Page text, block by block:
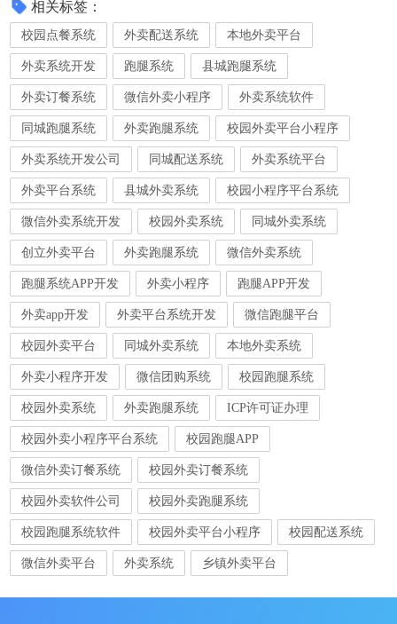
相关标签：
校园点餐系统 外卖配送系统 本地外卖平台
外卖系统开发 跑腿系统 县城跑腿系统
外卖订餐系统 微信外卖小程序 外卖系统软件
同城跑腿系统 外卖跑腿系统 校园外卖平台小程序
外卖系统开发公司 同城配送系统 外卖系统平台
外卖平台系统 县城外卖系统 校园小程序平台系统
微信外卖系统开发 校园外卖系统 同城外卖系统
创立外卖平台 外卖跑腿系统 微信外卖系统
跑腿系统APP开发 外卖小程序 跑腿APP开发
外卖app开发 外卖平台系统开发 微信跑腿平台
校园外卖平台 同城外卖系统 本地外卖系统
外卖小程序开发 微信团购系统 校园跑腿系统
校园外卖系统 外卖跑腿系统 ICP许可证办理
校园外卖小程序平台系统 校园跑腿APP
微信外卖订餐系统 校园外卖订餐系统
校园外卖软件公司 校园外卖跑腿系统
校园跑腿系统软件 校园外卖平台小程序 校园配送系统
微信外卖平台 外卖系统 乡镇外卖平台